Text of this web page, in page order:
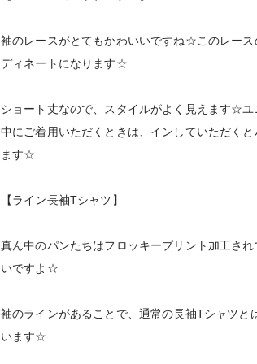
袖のレースがとてもかわいいですね☆このレー
ディネートになります☆
ショート丈なので、スタイルがよく見えます☆
中にご着用いただくときは、インしていただく
ます☆
【ライン長袖Tシャツ】
真ん中のパンたちはフロッキープリント加工さ
いですよ☆
袖のラインがあることで、通常の長袖Tシャツと
います☆